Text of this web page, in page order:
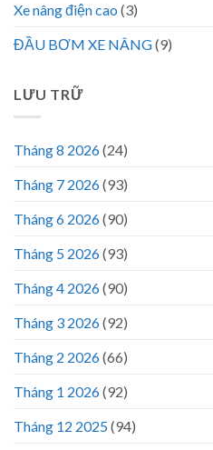
Xe nâng điện cao (3)
ĐẦU BƠM XE NÂNG(9)
LƯU TRỮ
Tháng 8 2026(24)
Tháng 7 2026(93)
Tháng 6 2026(90)
Tháng 5 2026(93)
Tháng 4 2026(90)
Tháng 3 2026(92)
Tháng 2 2026(66)
Tháng 1 2026(92)
Tháng 12 2025(94)